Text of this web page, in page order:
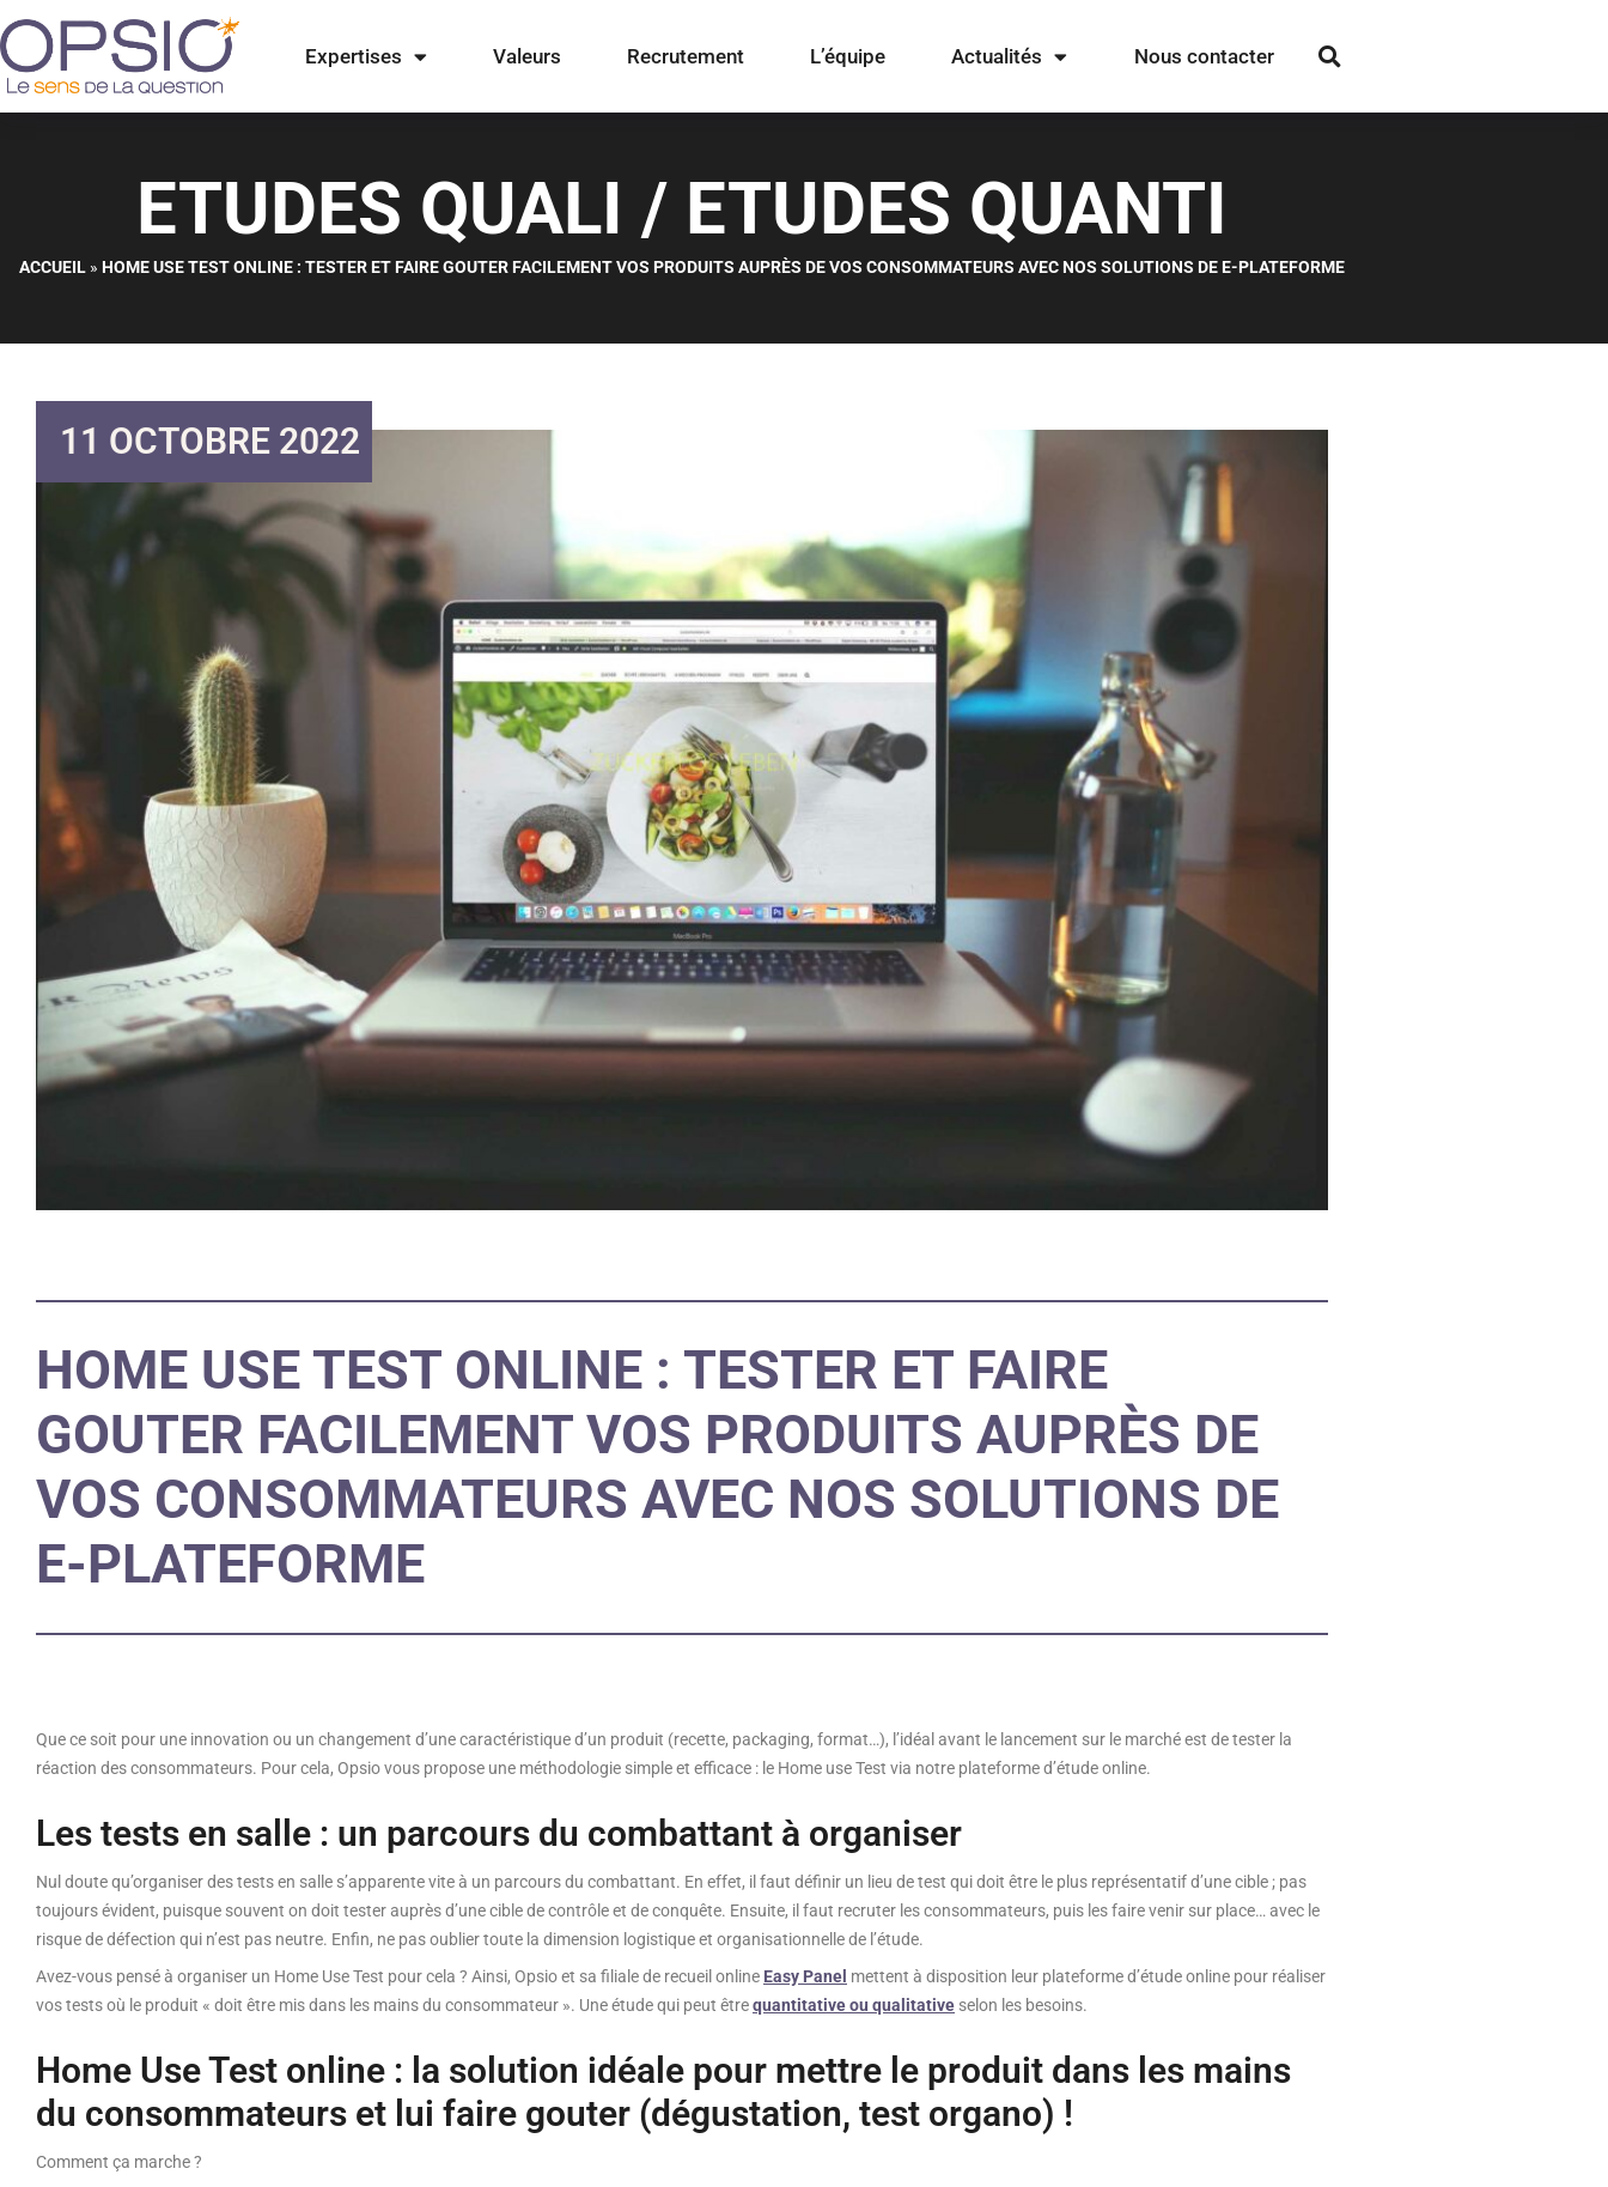
Aller
au
contenu
Expertises Valeurs Recrutement L’équipe Actualités Nous contacter
ETUDES QUALI / ETUDES QUANTI
ACCUEIL » HOME USE TEST ONLINE : TESTER ET FAIRE GOUTER FACILEMENT VOS PRODUITS AUPRÈS DE VOS CONSOMMATEURS AVEC NOS SOLUTIONS DE E-PLATEFORME
11 OCTOBRE 2022
HOME USE TEST ONLINE : TESTER ET FAIRE
GOUTER FACILEMENT VOS PRODUITS AUPRÈS DE
VOS CONSOMMATEURS AVEC NOS SOLUTIONS DE
E-PLATEFORME
Que ce soit pour une innovation ou un changement d’une caractéristique d’un produit (recette, packaging, format…), l’idéal avant le lancement sur le marché est de tester la
réaction des consommateurs. Pour cela, Opsio vous propose une méthodologie simple et efficace : le Home use Test via notre plateforme d’étude online.
Les tests en salle : un parcours du combattant à organiser
Nul doute qu’organiser des tests en salle s’apparente vite à un parcours du combattant. En effet, il faut définir un lieu de test qui doit être le plus représentatif d’une cible ; pas
toujours évident, puisque souvent on doit tester auprès d’une cible de contrôle et de conquête. Ensuite, il faut recruter les consommateurs, puis les faire venir sur place… avec le
risque de défection qui n’est pas neutre. Enfin, ne pas oublier toute la dimension logistique et organisationnelle de l’étude.
Avez-vous pensé à organiser un Home Use Test pour cela ? Ainsi, Opsio et sa filiale de recueil online Easy Panel mettent à disposition leur plateforme d’étude online pour réaliser
vos tests où le produit « doit être mis dans les mains du consommateur ». Une étude qui peut êtrequantitative ou qualitative selon les besoins.
Home Use Test online : la solution idéale pour mettre le produit dans les mains
du consommateurs et lui faire gouter (dégustation, test organo) !
Comment ça marche ?